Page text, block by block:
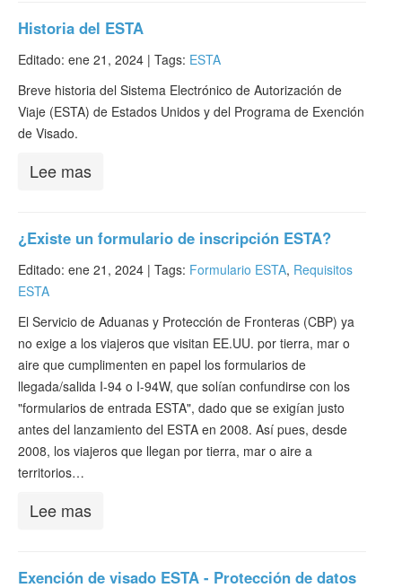
Historia del ESTA
Editado: ene 21, 2024 | Tags: ESTA
Breve historia del Sistema Electrónico de Autorización de
Viaje (ESTA) de Estados Unidos y del Programa de Exención
de Visado.
Lee mas
¿Existe un formulario de inscripción ESTA?
Editado: ene 21, 2024 | Tags: Formulario ESTA, Requisitos
ESTA
El Servicio de Aduanas y Protección de Fronteras (CBP) ya
no exige a los viajeros que visitan EE.UU. por tierra, mar o
aire que cumplimenten en papel los formularios de
llegada/salida I-94 o I-94W, que solían confundirse con los
"formularios de entrada ESTA", dado que se exigían justo
antes del lanzamiento del ESTA en 2008. Así pues, desde
2008, los viajeros que llegan por tierra, mar o aire a
territorios…
Lee mas
Exención de visado ESTA - Protección de datos